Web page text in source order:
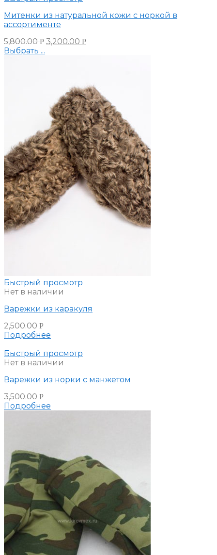
Митенки из натуральной кожи с норкой в
ассортименте
5,800.00Р 3,200.00 Р
Выбрать ...
Быстрый просмотр
Нет в наличии
Варежки из каракуля
2,500.00 Р
Подробнее
Быстрый просмотр
Нет в наличии
Варежки из норки с манжетом
3,500.00 Р
Подробнее